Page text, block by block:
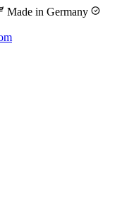
Made in Germany